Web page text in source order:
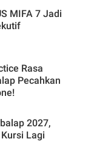
MIFA 7 Jadi
Rasa
Pecahkan
2027,
Lagi